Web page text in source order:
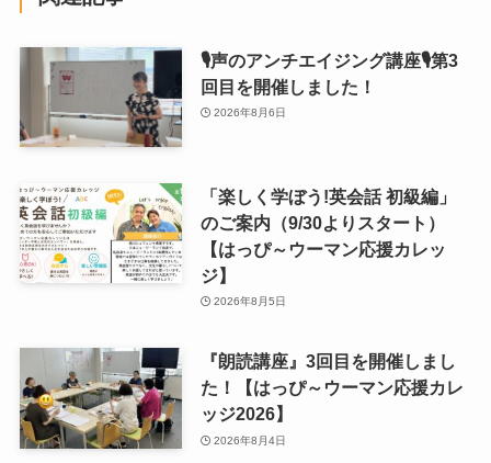
🎙声のアンチエイジング講座🎙第3
回目を開催しました！
2026年8月6日
「楽しく学ぼう!英会話 初級編」
のご案内（9/30よりスタート）
【はっぴ～ウーマン応援カレッ
ジ】
2026年8月5日
『朗読講座』3回目を開催しまし
た！【はっぴ～ウーマン応援カレ
ッジ2026】
2026年8月4日